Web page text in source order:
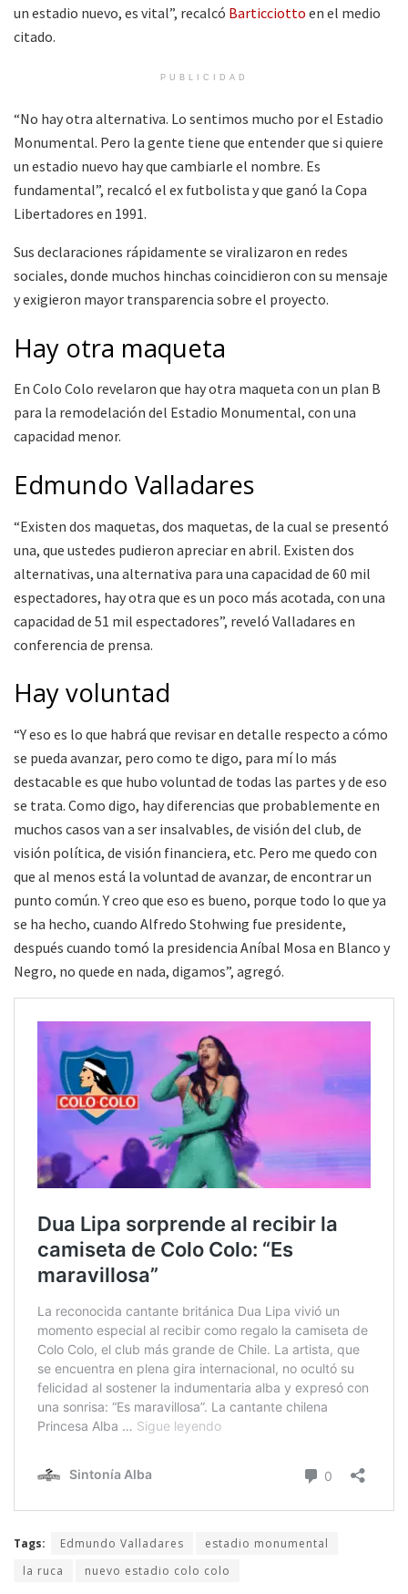
un estadio nuevo, es vital”, recalcó Barticciotto en el medio
citado.
PUBLICIDAD
“No hay otra alternativa. Lo sentimos mucho por el Estadio
Monumental. Pero la gente tiene que entender que si quiere
un estadio nuevo hay que cambiarle el nombre. Es
fundamental”, recalcó el ex futbolista y que ganó la Copa
Libertadores en 1991.
Sus declaraciones rápidamente se viralizaron en redes
sociales, donde muchos hinchas coincidieron con su mensaje
y exigieron mayor transparencia sobre el proyecto.
Hay otra maqueta
En Colo Colo revelaron que hay otra maqueta con un plan B
para la remodelación del Estadio Monumental, con una
capacidad menor.
Edmundo Valladares
“Existen dos maquetas, dos maquetas, de la cual se presentó
una, que ustedes pudieron apreciar en abril. Existen dos
alternativas, una alternativa para una capacidad de 60 mil
espectadores, hay otra que es un poco más acotada, con una
capacidad de 51 mil espectadores”, reveló Valladares en
conferencia de prensa.
Hay voluntad
“Y eso es lo que habrá que revisar en detalle respecto a cómo
se pueda avanzar, pero como te digo, para mí lo más
destacable es que hubo voluntad de todas las partes y de eso
se trata. Como digo, hay diferencias que probablemente en
muchos casos van a ser insalvables, de visión del club, de
visión política, de visión financiera, etc. Pero me quedo con
que al menos está la voluntad de avanzar, de encontrar un
punto común. Y creo que eso es bueno, porque todo lo que ya
se ha hecho, cuando Alfredo Stohwing fue presidente,
después cuando tomó la presidencia Aníbal Mosa en Blanco y
Negro, no quede en nada, digamos”, agregó.
Tags: Edmundo Valladares
estadio monumental
la ruca
nuevo estadio colo colo